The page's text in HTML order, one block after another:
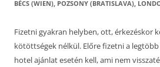
BÉCS (WIEN), POZSONY (BRATISLAVA),
Fizetni gyakran helyben, ott, érkezéskor
kötöttségek nélkül. Előre fizetni a
hotel ajánlat esetén kell, ami nem